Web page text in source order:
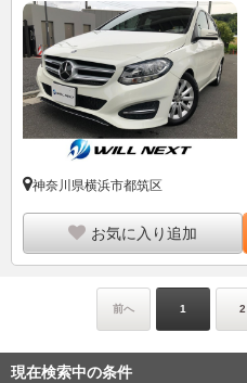
神奈川県横浜市都筑区
お気に入り追加
前へ 1 2
現在検索中の条件